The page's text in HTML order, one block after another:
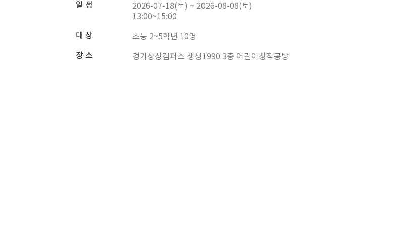
일 정
2026-07-18(토) ~ 2026-08-08(토)
13:00~15:00
대 상 초등 2~5학년 10명
장 소 경기상상캠퍼스 생생1990 3층 어린이창작공방